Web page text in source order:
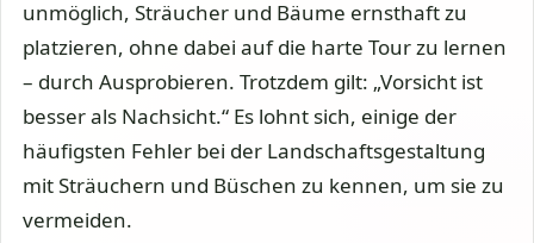
unmöglich, Sträucher und Bäume ernsthaft zu
platzieren, ohne dabei auf die harte Tour zu lernen
– durch Ausprobieren. Trotzdem gilt: „Vorsicht ist
besser als Nachsicht.“ Es lohnt sich, einige der
häufigsten Fehler bei der Landschaftsgestaltung
mit Sträuchern und Büschen zu kennen, um sie zu
vermeiden.